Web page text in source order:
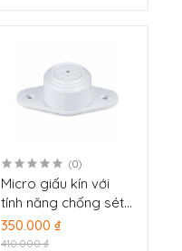
(0)
Micro giấu kín với
tính năng chống sét
và sốc nguồn Dahua
HAP100
350.000 ₫
410.000 ₫